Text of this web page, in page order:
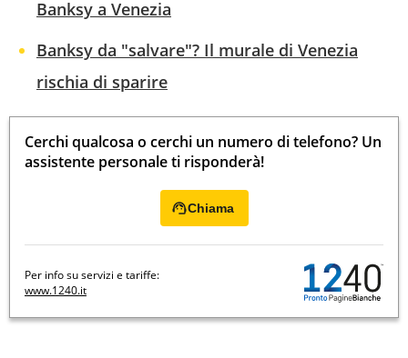
Banksy a Venezia
Banksy da "salvare"? Il murale di Venezia
rischia di sparire
Cerchi qualcosa o cerchi un numero di telefono? Un
assistente personale ti risponderà!
Chiama
Per info su servizi e tariffe:
www.1240.it